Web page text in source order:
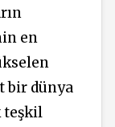
en
bir dünya
teşkil